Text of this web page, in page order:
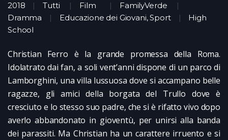
2018 Tutti Film
FamilyVerde
Dramma
Educazione dei Giovani, Sport
High
School
Christian Ferro è la grande promessa della Roma.
Idolatrato dai fan, a soli vent’anni dispone di un parco di
Lamborghini, una villa lussuosa dove si accampano belle
ragazze, gli amici della borgata del Trullo dove è
cresciuto e lo stesso suo padre, che si è rifatto vivo dopo
averlo abbandonato in gioventù, per unirsi alla banda
dei parassiti. Ma Christian ha un carattere irruento e si